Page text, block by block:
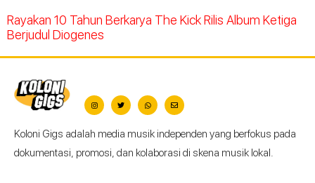
Rayakan 10 Tahun Berkarya The Kick Rilis Album Ketiga
Berjudul Diogenes
Koloni Gigs adalah media musik independen yang berfokus pada
dokumentasi, promosi, dan kolaborasi di skena musik lokal.